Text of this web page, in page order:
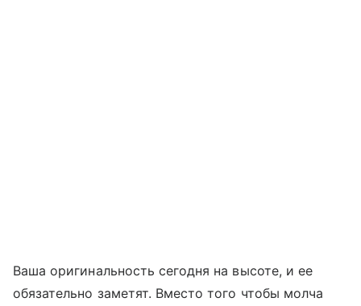
Ваша оригинальность сегодня на высоте, и ее
обязательно заметят. Вместо того чтобы молча